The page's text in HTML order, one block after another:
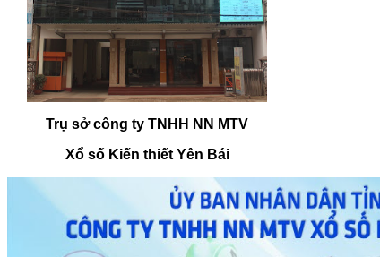
Trụ sở công ty TNHH NN MTV
Xổ số Kiến thiết Yên Bái